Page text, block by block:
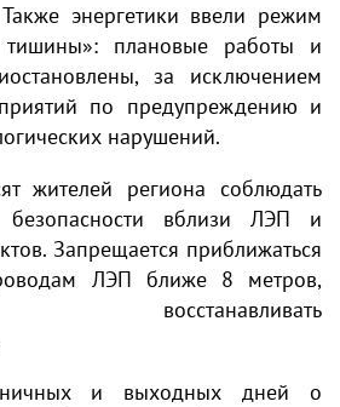
Также энергетики ввели режим
тишины»: плановые работы и
за исключением
по предупреждению и
нарушений.
жителей региона соблюдать
безопасности вблизи ЛЭП и
Запрещается приближаться
ЛЭП ближе 8 метров,
восстанавливать
и выходных дней о